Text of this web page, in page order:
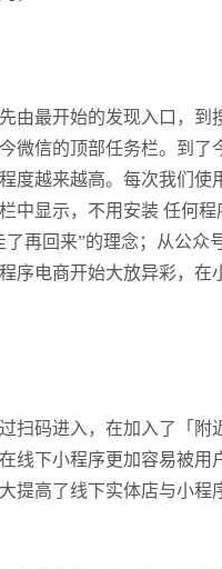
由最开始的发现入口，到
微信的顶部任务栏。到了
度越来越高。每次我们使
中显示，不用安装 任何程
了再回来”的理念；从公众
序电商开始大放异彩，在
扫码进入，在加入了「附
线下小程序更加容易被用
提高了线下实体店与小程